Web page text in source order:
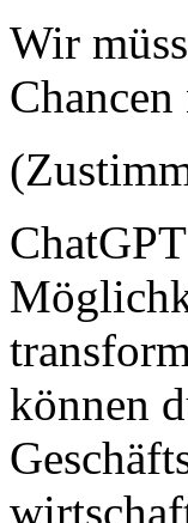
Wir
Chancen
können